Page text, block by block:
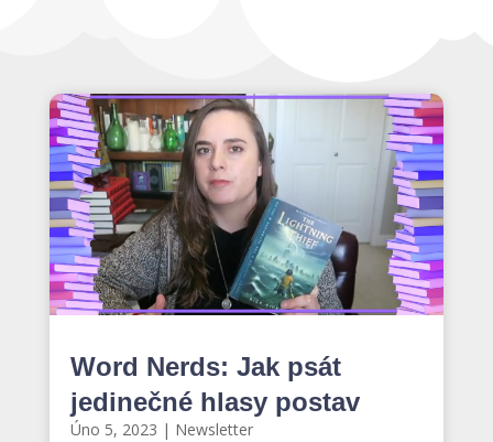
Word Nerds: Jak psát
jedinečné hlasy postav
Úno 5, 2023 | Newsletter